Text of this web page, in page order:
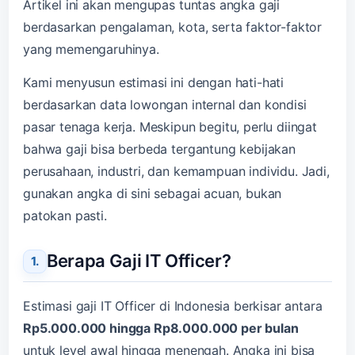
Artikel ini akan mengupas tuntas angka gaji
berdasarkan pengalaman, kota, serta faktor-faktor
yang memengaruhinya.
Kami menyusun estimasi ini dengan hati-hati
berdasarkan data lowongan internal dan kondisi
pasar tenaga kerja. Meskipun begitu, perlu diingat
bahwa gaji bisa berbeda tergantung kebijakan
perusahaan, industri, dan kemampuan individu. Jadi,
gunakan angka di sini sebagai acuan, bukan
patokan pasti.
Berapa Gaji IT Officer?
Estimasi gaji IT Officer di Indonesia berkisar antara
Rp5.000.000 hingga Rp8.000.000 per bulan
untuk level awal hingga menengah. Angka ini bisa